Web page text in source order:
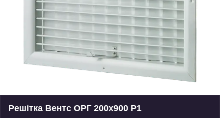
Решітка Вентс ОРГ 200x900 Р1